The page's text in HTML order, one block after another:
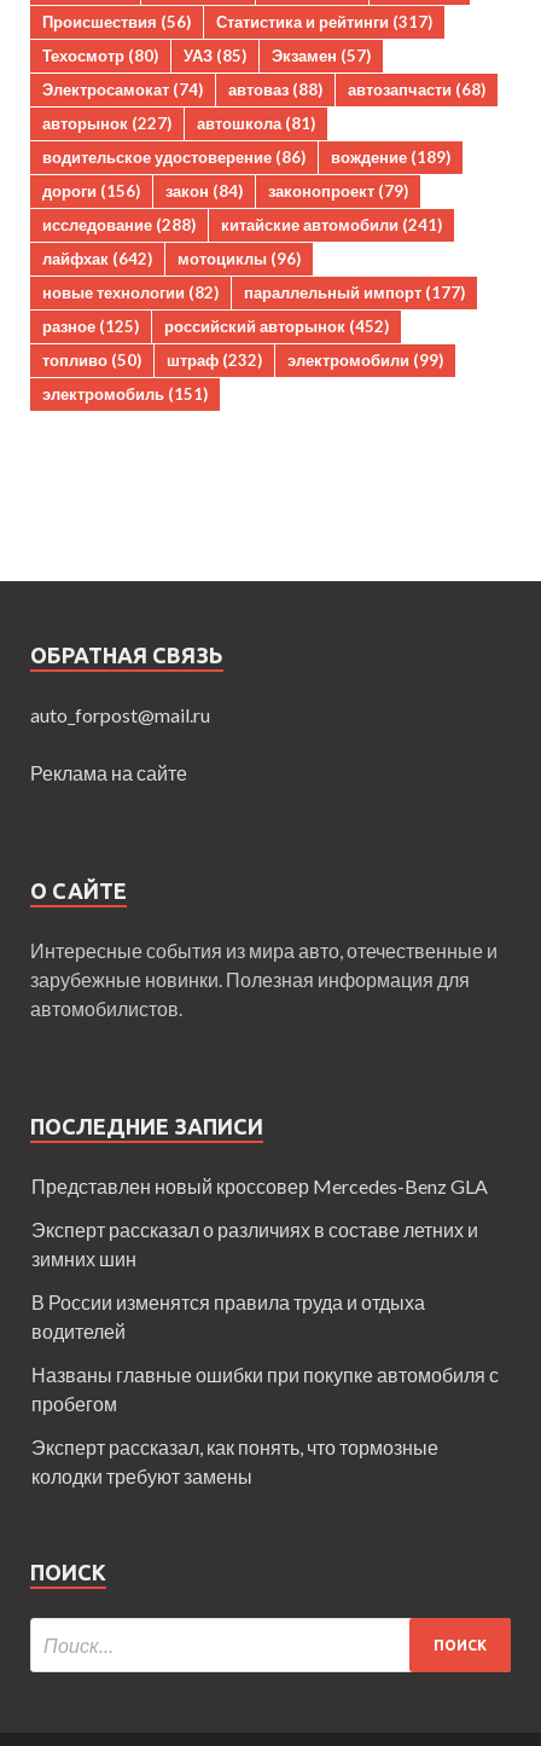
Происшествия (56) Статистика и рейтинги (317)
Техосмотр (80) УАЗ (85) Экзамен (57)
Электросамокат (74) автоваз (88) автозапчасти (68)
авторынок (227) автошкола(81)
водительское удостоверение (86) вождение (189)
дороги (156) закон (84) законопроект (79)
исследование (288) китайские автомобили (241)
лайфхак (642) мотоциклы (96)
новые технологии (82) параллельный импорт (177)
разное (125) российский авторынок (452)
топливо (50) штраф (232) электромобили (99)
электромобиль (151)
ОБРАТНАЯ СВЯЗЬ
auto_forpost@mail.ru
Реклама на сайте
О САЙТЕ
Интересные события из мира авто, отечественные и
зарубежные новинки. Полезная информация для
автомобилистов.
ПОСЛЕДНИЕ ЗАПИСИ
Представлен новый кроссовер Mercedes-Benz GLA
Эксперт рассказал о различиях в составе летних и
зимних шин
В России изменятся правила труда и отдыха
водителей
Названы главные ошибки при покупке автомобиля с
пробегом
Эксперт рассказал, как понять, что тормозные
колодки требуют замены
ПОИСК